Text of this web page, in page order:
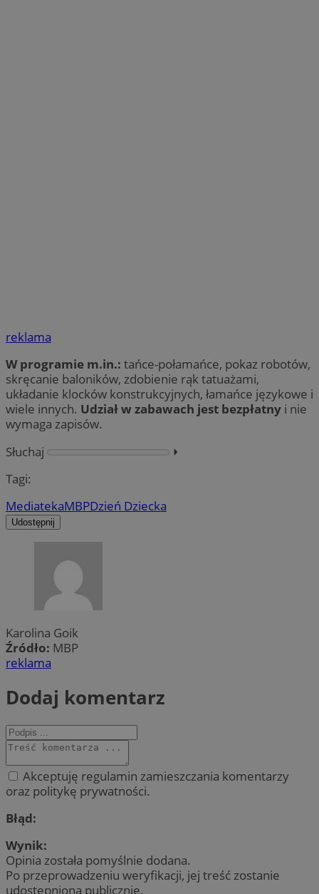
reklama
W programie m.in.: tańce-połamańce, pokaz robotów,
skręcanie baloników, zdobienie rąk tatuażami,
układanie klocków konstrukcyjnych, łamańce językowe i
wiele innych. Udział w zabawach jest bezpłatny i nie
wymaga zapisów.
Słuchaj
⏵︎
Tagi:
MediatekaMBPDzień Dziecka
Udostępnij
Karolina Goik
Źródło: MBP
reklama
Dodaj komentarz
Akceptuję regulamin zamieszczania komentarzy
oraz politykę prywatności.
Błąd:
Wynik:
Opinia została pomyślnie dodana.
Po przeprowadzeniu weryfikacji, jej treść zostanie
udostępniona publicznie.